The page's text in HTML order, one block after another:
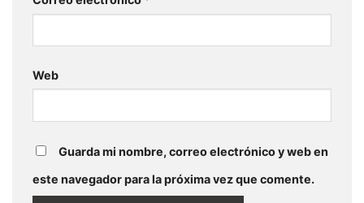
Web
Guarda mi nombre, correo electrónico y web en
este navegador para la próxima vez que comente.